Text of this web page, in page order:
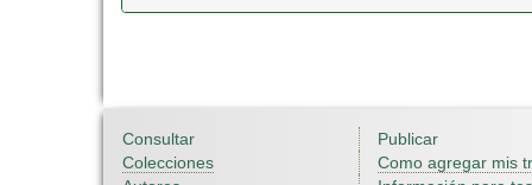
Consultar
Colecciones
Publicar
Como agregar mis